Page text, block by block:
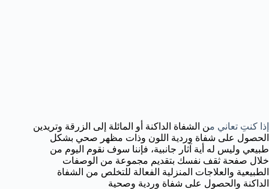
إذا كنتِ تعاني من الشفاة الداكنة أو المائلة إلى الزرقة وتريدين
الحصول على شفاة وردية اللون وذات مظهر صحي بشكل
طبيعي وليس له أية آثار جانبية، فإننا سوف نقوم اليوم من
خلال صفحة ثقف نفسك بتقديم مجموعة من الوصفات
الطبيعية والعلاجات المنزلية الفعالة للتخلص من الشفاة
الداكنة والحصول على شفاة وردية وصحية